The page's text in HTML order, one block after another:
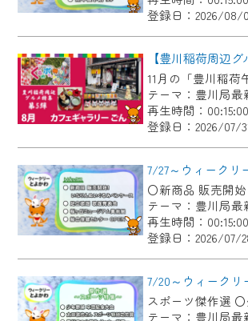
登録日：2026/08/
テーマ：豊川局最
再生時間：00:15:00
登録日：2026/07/
7/27～ウィークリ
テーマ：豊川局最
再生時間：00:15:00
登録日：2026/07/
7/20～ウィークリ
テーマ：豊川局最
【変更点】
◆デザイン変更により、お住
の動画コンテンツが一目瞭然。
◆当社アプリやＰＣブラウザか
でも・どこでも・外出先でも！
CCNetサービスエリア20市町
番組をご視聴いただけます！
【ご注意】
2024年9月24日からはご加入者
ビス向上のため、
『CCNet Web TV』を利用い
一部コンテンツを除き、
CCNetサービスへの加入と『